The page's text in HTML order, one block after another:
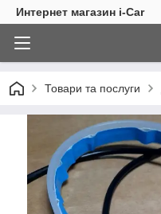
Интернет магазин i-Car
Товари та послуги